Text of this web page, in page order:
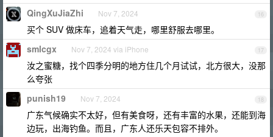
16
QingXuJiaZhi Nov 7, 2024
买个 SUV 做床车，追着天气走，哪里舒服去哪里。
17
smlcgx Nov 7, 2024 via iPhone
汝之蜜糖，找个四季分明的地方住几个月试试，北方很大，没那
么夸张
18
punish19 Nov 7, 2024
广东气候确实不太好，但有美食呀，还有丰富的水果，还能到海
边玩，出海钓鱼。而且，广东人还乐天包容不排外。